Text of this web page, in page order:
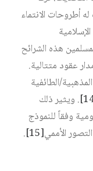
أطروحات الانتماء
هذه الشرائح
عقود متتالية.
الطائفية
. ويثير ذلك
وفقاً للنموذج
الأممي‏[15]
.